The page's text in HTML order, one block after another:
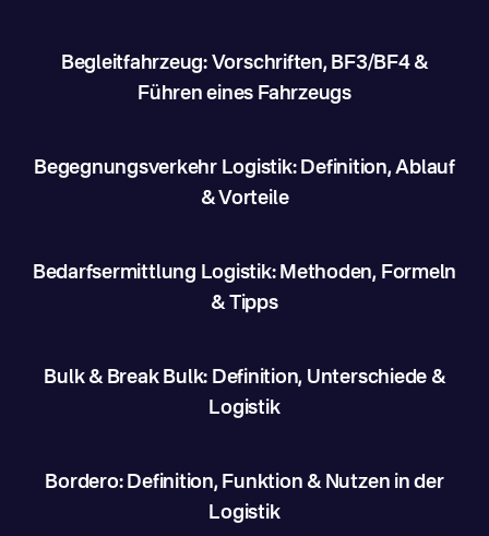
Begleitfahrzeug: Vorschriften, BF3/BF4 &
Führen eines Fahrzeugs
Begegnungsverkehr Logistik: Definition, Ablauf
& Vorteile
Bedarfsermittlung Logistik: Methoden, Formeln
& Tipps
Bulk & Break Bulk: Definition, Unterschiede &
Logistik
Bordero: Definition, Funktion & Nutzen in der
Logistik